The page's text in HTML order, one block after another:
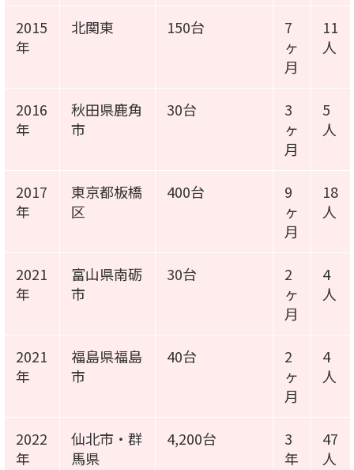
2015
年
北関東 150台
7
ヶ
月
11
人
2016
年
秋田県鹿角
市
30台
3
ヶ
月
5
人
2017
年
東京都板橋
区
400台
9
ヶ
月
18
人
2021
年
富山県南砺
市
30台
2
ヶ
月
4
人
2021
年
福島県福島
市
40台
2
ヶ
月
4
人
2022
年
仙北市・群
馬県
4,200台
3
年
47
人